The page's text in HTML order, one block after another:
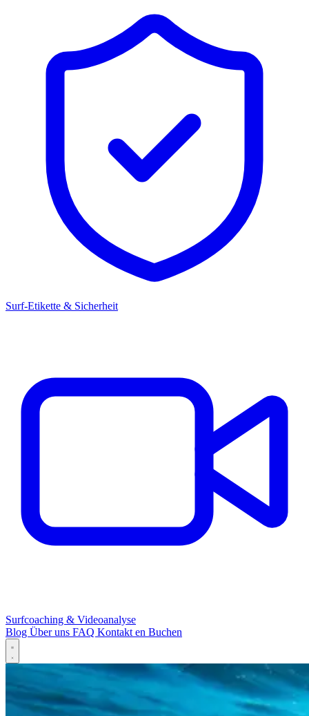
Surf-Etikette & Sicherheit
Surfcoaching & Videoanalyse
Blog Über uns FAQ Kontakten Buchen